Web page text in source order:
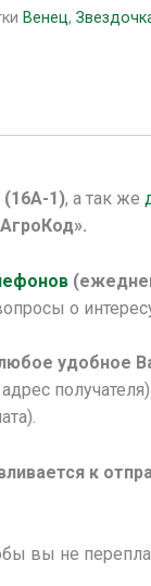
Венец,
(16А-1), а так же
о
удобное
получателя).
к
вы не